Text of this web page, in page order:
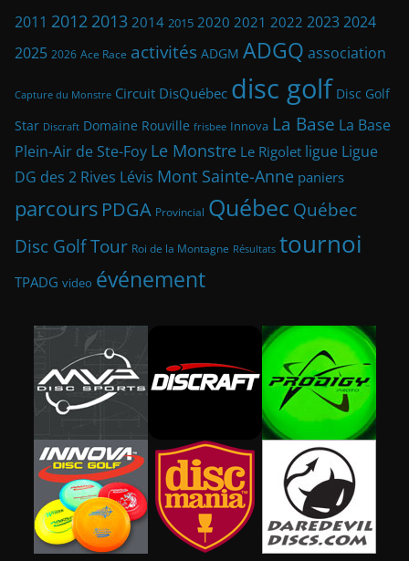
2011 2012 2013 2014 2015 2020 2021 2022 20232024
2025 2026 Ace Race activités ADGM ADGQ association
Capture du Monstre Circuit DisQuébec disc golf Disc Golf
Star Discraft Domaine Rouville frisbee Innova La Base La Base
Plein-Air de Ste-Foy Le Monstre Le Rigolet ligue Ligue
DG des 2 Rives Lévis Mont Sainte-Anne paniers
parcours PDGA Provincial Québec Québec
Disc Golf Tour Roi de la Montagne Résultats tournoi
TPADG video événement